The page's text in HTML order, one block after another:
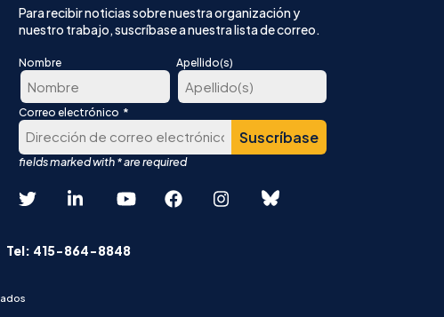
Para recibir noticias sobre nuestra organización y
nuestro trabajo, suscríbase a nuestra lista de correo.
Nombre
En
primer
lugar
Apellido(s)
Última
Correo electrónico *
Tel: 415-864-8848